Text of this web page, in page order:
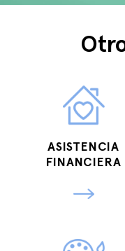
ASISTENCIA
FINANCIERA